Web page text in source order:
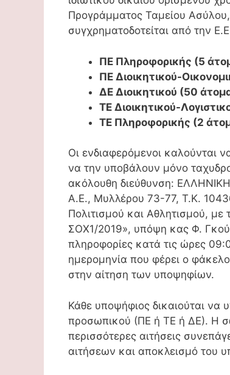
Προγράμματος Ταμείου
συγχρηματοδοτείται από την
ΠΕ Πληροφορικής (5
ΠΕ Διοικητικού-
ΔΕ Διοικητικού (50
ΤΕ Διοικητικού-
ΤΕ Πληροφορικής (2
Οι ενδιαφερόμενοι
να την υποβάλουν μόνο
ακόλουθη διεύθυνση:
Α.Ε., Μυλλέρου 73-77, Τ.Κ.
Πολιτισμού και Αθλητισμού,
ΣΟΧ1/2019», υπόψη κας Φ.
πληροφορίες κατά τις ώρες
ημερομηνία που φέρει ο
στην αίτηση των υποψηφίων.
Κάθε υποψήφιος δικαιούται να
προσωπικού (ΠΕ ή ΤΕ ή ΔΕ). Η
περισσότερες αιτήσεις
αιτήσεων και αποκλεισμό του